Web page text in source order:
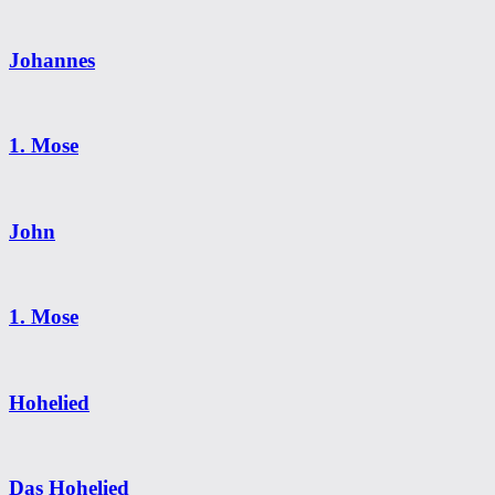
Johannes
1. Mose
John
1. Mose
Hohelied
Das Hohelied